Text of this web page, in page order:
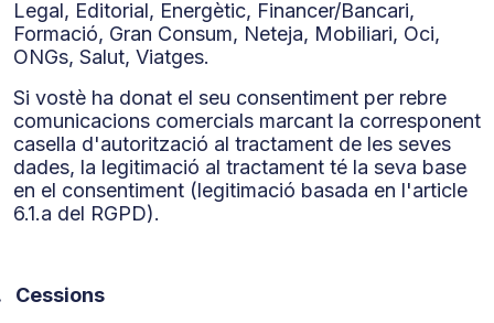
Legal, Editorial, Energètic, Financer/Bancari,
Formació, Gran Consum, Neteja, Mobiliari, Oci,
ONGs, Salut, Viatges.
Si vostè ha donat el seu consentiment per rebre
comunicacions comercials marcant la corresponent
casella d'autorització al tractament de les seves
dades, la legitimació al tractament té la seva base
en el consentiment (legitimació basada en l'article
6.1.a del RGPD).
Cessions